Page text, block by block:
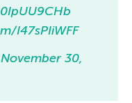
I47sPIiWFF
November 30,